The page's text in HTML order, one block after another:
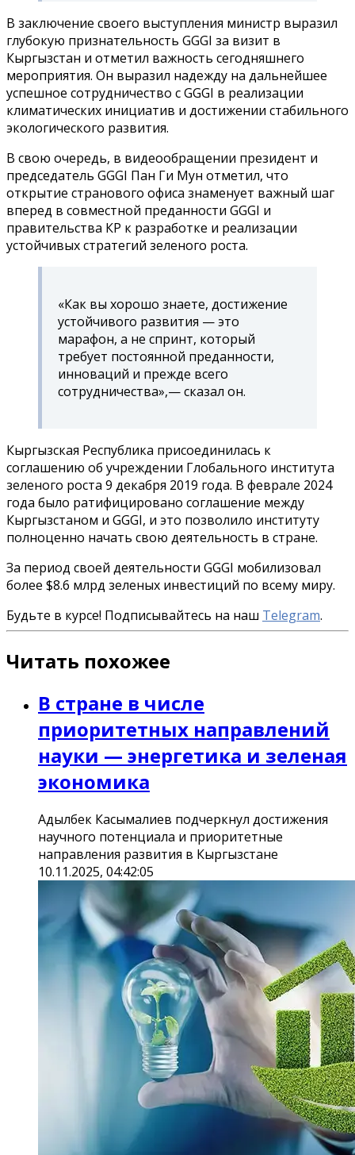
В заключение своего выступления министр выразил
глубокую признательность GGGI за визит в
Кыргызстан и отметил важность сегодняшнего
мероприятия. Он выразил надежду на дальнейшее
успешное сотрудничество с GGGI в реализации
климатических инициатив и достижении стабильного
экологического развития.
В свою очередь, в видеообращении президент и
председатель GGGI Пан Ги Мун отметил, что
открытие странового офиса знаменует важный шаг
вперед в совместной преданности GGGI и
правительства КР к разработке и реализации
устойчивых стратегий зеленого роста.
«Как вы хорошо знаете, достижение
устойчивого развития — это
марафон, а не спринт, который
требует постоянной преданности,
инноваций и прежде всего
сотрудничества»,— сказал он.
Кыргызская Республика присоединилась к
соглашению об учреждении Глобального института
зеленого роста 9 декабря 2019 года. В феврале 2024
года было ратифицировано соглашение между
Кыргызстаном и GGGI, и это позволило институту
полноценно начать свою деятельность в стране.
За период своей деятельности GGGI мобилизовал
более $8.6 млрд зеленых инвестиций по всему миру.
Будьте в курсе! Подписывайтесь на наш Telegram.
Читать похожее
В стране в числе
приоритетных направлений
науки — энергетика и зеленая
экономика
Адылбек Касымалиев подчеркнул достижения
научного потенциала и приоритетные
направления развития в Кыргызстане
10.11.2025, 04:42:05